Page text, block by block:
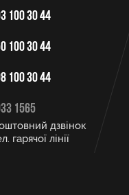
100 30 44
100 30 44
100 30 44
1565
дзвінок
гарячої лінії